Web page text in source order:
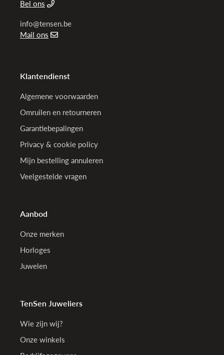
Bel ons
info@tensen.be
Mail ons
Klantendienst
Algemene voorwaarden
Omruilen en retourneren
Garantiebepalingen
Privacy & cookie policy
Mijn bestelling annuleren
Veelgestelde vragen
Aanbod
Onze merken
Horloges
Juwelen
TenSen Juweliers
Wie zijn wij?
Onze winkels